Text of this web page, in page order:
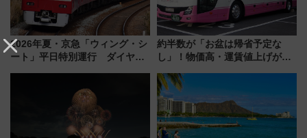
2026年夏・京急「ウィング・シ
ート」平日特別運行 ダイヤ・
プランもご紹介
約半数が「お盆は帰省予定な
し」！物価高・運賃値上げが財
りたいけど……【WILLER お盆
帰省動向調査】